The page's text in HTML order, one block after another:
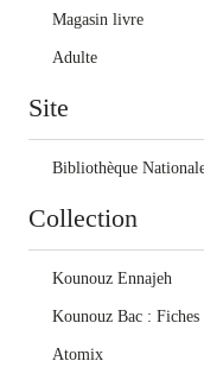
Magasin livre
Adulte
Site
Bibliothèque
Collection
Kounouz Ennajeh
Kounouz Bac : Fiches
Atomix